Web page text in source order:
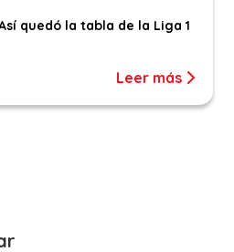
quedó la tabla de la Liga 1
Leer más